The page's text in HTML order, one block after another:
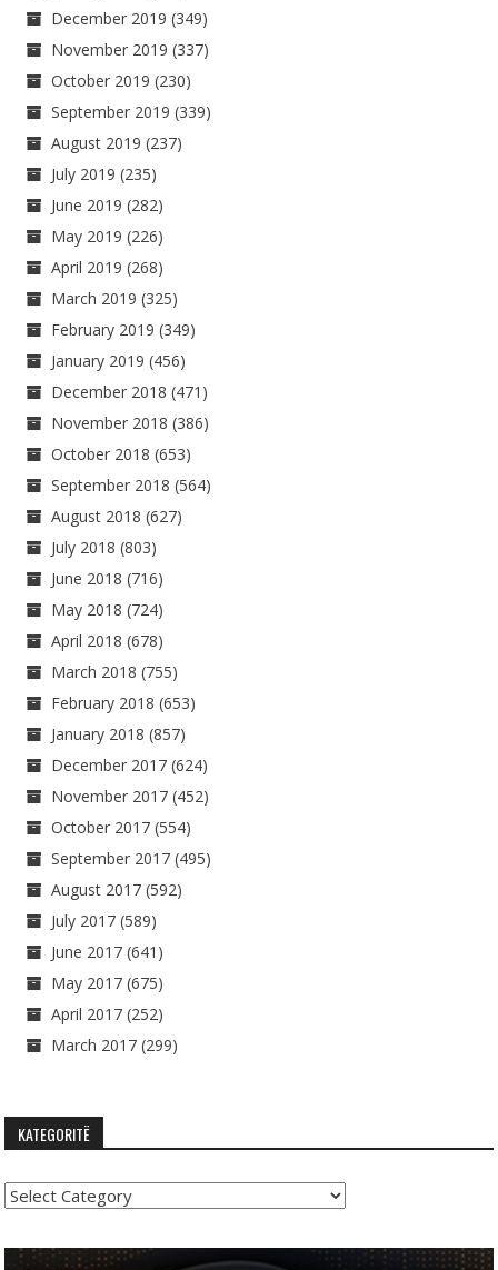
December 2019 (349)
November 2019 (337)
October 2019 (230)
September 2019 (339)
August 2019 (237)
July 2019 (235)
June 2019 (282)
May 2019 (226)
April 2019 (268)
March 2019 (325)
February 2019 (349)
January 2019 (456)
December 2018 (471)
November 2018 (386)
October 2018 (653)
September 2018 (564)
August 2018 (627)
July 2018 (803)
June 2018 (716)
May 2018 (724)
April 2018 (678)
March 2018 (755)
February 2018 (653)
January 2018 (857)
December 2017 (624)
November 2017 (452)
October 2017 (554)
September 2017 (495)
August 2017 (592)
July 2017 (589)
June 2017 (641)
May 2017 (675)
April 2017 (252)
March 2017 (299)
KATEGORITË
Kategoritë